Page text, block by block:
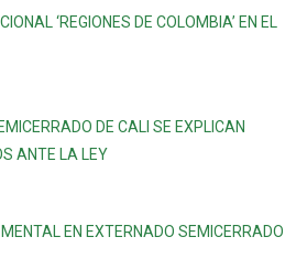
‘REGIONES DE COLOMBIA’ EN EL
DE CALI SE EXPLICAN
ANTE LA LEY
EN EXTERNADO SEMICERRADO